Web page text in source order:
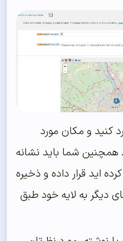
کنید و مکان مورد
همچنین شما باید نشانه
اید قرار داده و ذخیره
دیگر به لایه خود طبق